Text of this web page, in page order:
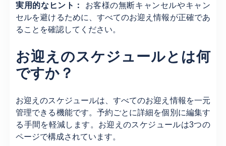
実用的なヒント：
お客様の無断キャンセルやキャン
セルを避けるために、すべてのお迎え情報が正確であ
ることを確認してください。
お迎えのスケジュールとは何
ですか？
お迎えのスケジュールは、すべてのお迎え情報を一元
管理できる機能です。予約ごとに詳細を個別に編集す
る手間を軽減します。お迎えのスケジュールは3つの
ページで構成されています。